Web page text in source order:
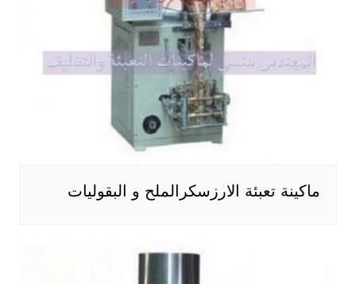
ماكينة تعبئة الارزسكرالملح و البقوليات